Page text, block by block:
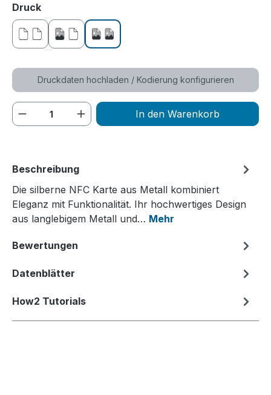
Druckauswählen
ohne Druckeinseitig bedrucktbeidseitig bedruckt
Druckdaten hochladen / Kodierung konfigurieren
Produkt Anzahl: Gib den gewünschten
In den Warenkorb
Beschreibung
Die silberne NFC Karte aus Metall kombiniert
Eleganz mit Funktionalität. Ihr hochwertiges Design
aus langlebigem Metall und… Mehr
Bewertungen
Datenblätter
How2 Tutorials